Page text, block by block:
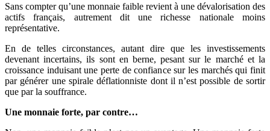
Sans compter qu’une monnaie faible revient à une dévalorisation des
actifs français, autrement dit une richesse nationale moins
représentative.
En de telles circonstances, autant dire que les investissements
devenant incertains, ils sont en berne, pesant sur le marché et la
croissance induisant une perte de confiance sur les marchés qui finit
par générer une spirale déflationniste dont il n’est possible de sortir
que par la souffrance.
Une monnaie forte, par contre…